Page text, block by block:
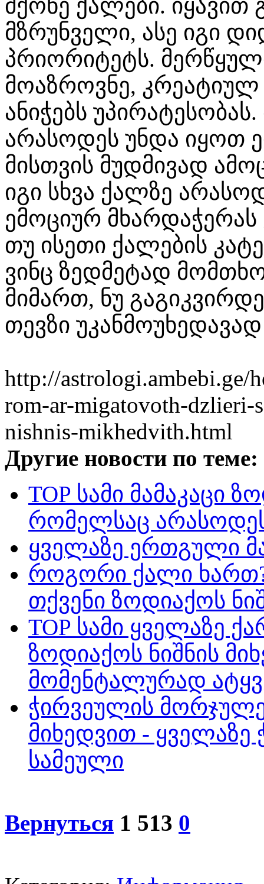
მქონე ქალები.
მზრუნველი, ასე იგი
პრიორიტეტს.
მოაზროვნე,
ანიჭებს
არასოდეს უნდა იყოთ
მისთვის მუდმივად
იგი სხვა ქალზე
ემოციურ
თუ ისეთი ქალების
ვინც ზედმეტად
მიმართ, ნუ
თევზი
http://astrologi.ambebi.ge/
rom-ar-migatovoth-dzlieri-
nishnis-mikhedvith.html
Другие новости по теме:
TOP სამი მამაკაცი
რომელსაც
ყველაზე ერთგული
როგორი ქალი
თქვენი ზოდიაქოს
TOP სამი ყველაზე
ზოდიაქოს ნიშნის
მომენტალურად
ჭირვეულის
მიხედვით -
სამეული
Вернуться 1 513 0